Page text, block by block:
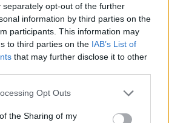
separately opt-out of the further
information by third parties on the
participants. This information may
to third parties on the IAB’s List of
that may further disclose it to other
app uses one or more Google
or usage behaviour. You may click to
Opt Outs
the Sharing of my
για 23χρονη που ήθελε να
άνδρες σε ένα 24ωρο -
σύζυγός της
τις ειδήσεις